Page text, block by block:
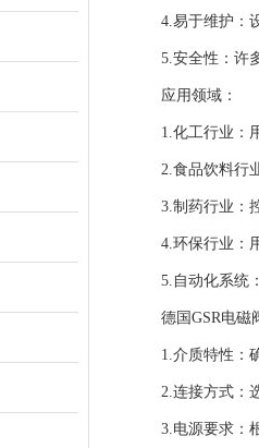
4.易于维护：设
5.安全性：许多
应用领域：
1.化工行业：用
2.食品饮料行业
3.制药行业：控
4.环保行业：用
5.自动化系统：
德国GSR电磁
1.介质特性：确
2.连接方式：选
3.电源要求：根